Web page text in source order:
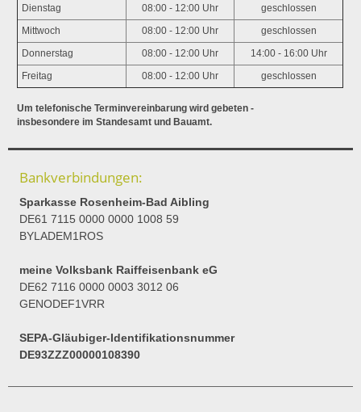
Dienstag 08:00 - 12:00 Uhr geschlossen
Mittwoch 08:00 - 12:00 Uhr geschlossen
Donnerstag 08:00 - 12:00 Uhr 14:00 - 16:00 Uhr
Freitag 08:00 - 12:00 Uhr geschlossen
Um telefonische Terminvereinbarung wird gebeten -
insbesondere im Standesamt und Bauamt.
Bankverbindungen:
Sparkasse Rosenheim-Bad Aibling
DE61 7115 0000 0000 1008 59
BYLADEM1ROS
meine Volksbank Raiffeisenbank eG
DE62 7116 0000 0003 3012 06
GENODEF1VRR
SEPA-Gläubiger-Identifikationsnummer
DE93ZZZ00000108390